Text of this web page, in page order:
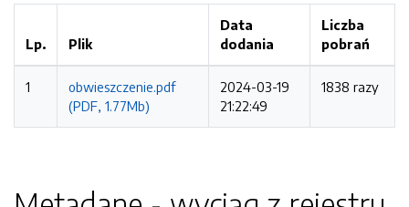
Lp. Plik
Data
dodania
Liczba
pobrań
1
obwieszczenie.pdf
(PDF, 1.77Mb)
2024-03-19
21:22:49
1838 razy